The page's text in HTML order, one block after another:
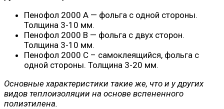
Пенофол 2000 A — фольга с одной стороны.
Толщина 3-10 мм.
Пенофол 2000 B — фольга с двух сторон.
Толщина 3-10 мм.
Пенофол 2000 C – самоклеящийся, фольга с
одной стороны. Толщина 3-20 мм.
Основные характеристики такие же, что и у других
видов теплоизоляции на основе вспененного
полиэтилена.